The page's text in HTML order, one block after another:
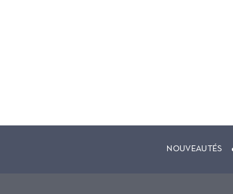
NOUVEAUTÉS